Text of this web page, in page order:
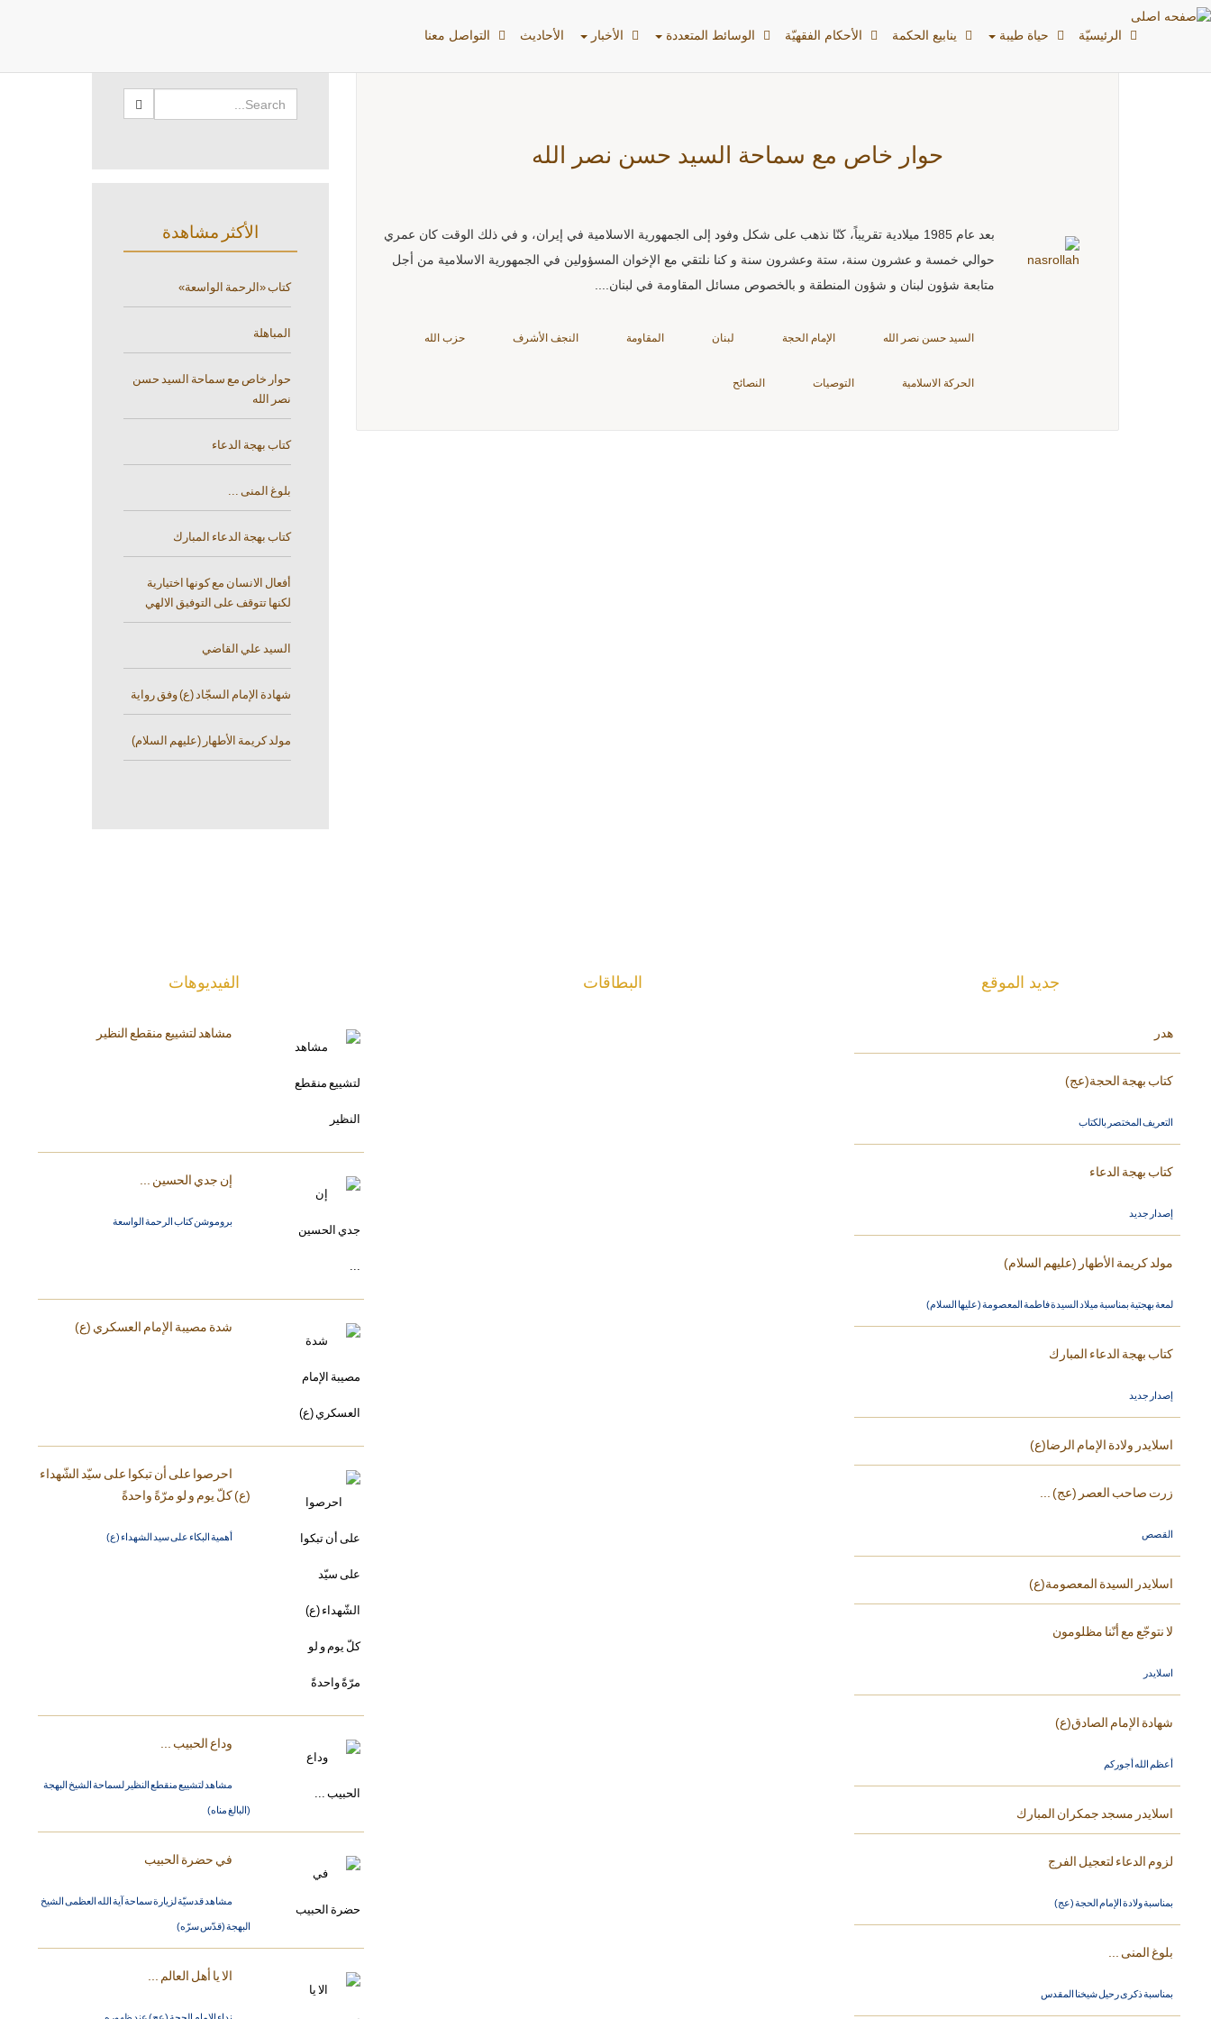
الرئیسیّة حياة طيبة ينابيع الحكمة الأحکام الفقهیّة الوسائط المتعددة الأخبار الأحادیث التواصل معنا بطاقات: الإمام الحجة
حوار خاص مع سماحة السيد حسن نصر الله
بعد عام 1985 ميلادية تقريباً، كنّا نذهب على شكل وفود إلى الجمهورية الاسلامية في إيران، و في ذلك الوقت كان عمري
حوالي خمسة و عشرون سنة، ستة وعشرون سنة و كنا نلتقي مع الإخوان المسؤولين في الجمهورية الاسلامية من أجل
متابعة شؤون لبنان و شؤون المنطقة و بالخصوص مسائل المقاومة في لبنان....
السيد حسن نصر الله الإمام الحجة لبنان المقاومة النجف الأشرف حزب الله
الحركة الاسلامية التوصيات النصائح
الأكثر مشاهدة
كتاب «الرحمة الواسعة»
المباهلة
حوار خاص مع سماحة السيد حسن
نصر الله
كتاب بهجة الدعاء
بلوغ المنى ...
كتاب بهجة الدعاء المبارك
أفعال الانسان مع كونها اختيارية
لكنها تتوقف على التوفيق الالهي
السيد علي القاضي
شهادة الإمام السجّاد (ع) وفق رواية
مولد كريمة الأطهار (عليهم السلام)
الفیدیوهات
مشاهد لتشييع منقطع النظير
إن جدي الحسين ...
بروموشن كتاب الرحمة الواسعة
شدة مصيبة الإمام العسكري (ع)
احرصوا على أن تبكوا على سيّد الشّهداء
(ع) كلّ يوم و لو مرّةً واحدةً
أهمية البكاء على سيد الشهداء (ع)
وداع الحبيب ...
مشاهد لتشييع منقطع النظير لسماحة الشيخ البهجة
(البالغ مناه)
في حضرة الحبيب
مشاهد قدسيّة لزيارة سماحة آية الله العظمى الشيخ
البهجة (قدّس سرّه)
الا يا أهل العالم ...
البطاقات جديد الموقع
هدر
كتاب بهجة الحجة(عج)
التعريف المختصر بالكتاب
كتاب بهجة الدعاء
إصدار جديد
مولد كريمة الأطهار (عليهم السلام)
لمعة بهجتية بمناسبة ميلاد السيدة فاطمة المعصومة (عليها السلام)
كتاب بهجة الدعاء المبارك
إصدار جديد
اسلايدر ولادة الإمام الرضا(ع)
زرت صاحب العصر (عج) ...
القصص
اسلايدر السيدة المعصومة(ع)
لا نتوجّع مع أنّنا مظلومون
اسلايدر
شهادة الإمام الصادق(ع)
أعظم الله أجوركم
اسلايدر مسجد جمكران المبارك
لزوم الدعاء لتعجيل الفرج
بمناسبة ولادة الإمام الحجة (عج)
بلوغ المنى ...
بمناسبة ذكرى رحيل شيخنا المقدس